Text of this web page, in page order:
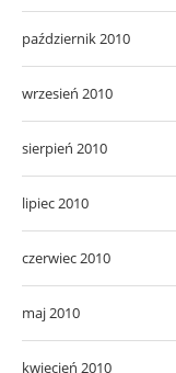
październik 2010
wrzesień 2010
sierpień 2010
lipiec 2010
czerwiec 2010
maj 2010
kwiecień 2010